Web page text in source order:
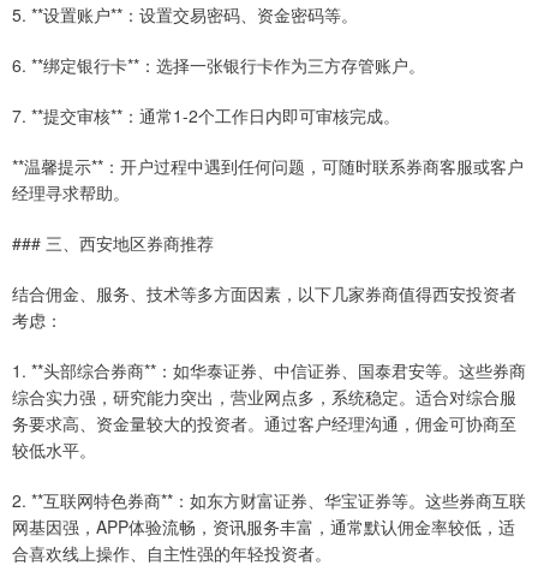
5. **设置账户**：设置交易密码、资金密码等。
6. **绑定银行卡**：选择一张银行卡作为三方存管账户。
7. **提交审核**：通常1-2个工作日内即可审核完成。
**温馨提示**：开户过程中遇到任何问题，可随时联系券商客服或客户
经理寻求帮助。
### 三、西安地区券商推荐
结合佣金、服务、技术等多方面因素，以下几家券商值得西安投资者
考虑：
1. **头部综合券商**：如华泰证券、中信证券、国泰君安等。这些券商
综合实力强，研究能力突出，营业网点多，系统稳定。适合对综合服
务要求高、资金量较大的投资者。通过客户经理沟通，佣金可协商至
较低水平。
2. **互联网特色券商**：如东方财富证券、华宝证券等。这些券商互联
网基因强，APP体验流畅，资讯服务丰富，通常默认佣金率较低，适
合喜欢线上操作、自主性强的年轻投资者。